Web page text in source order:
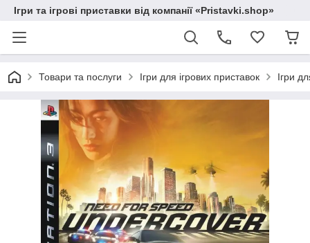
Ігри та ігрові приставки від компанії «Pristavki.shop»
Товари та послуги Ігри для ігрових приставок Ігри